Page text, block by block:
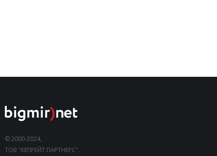
© 2000-2024,
ТОВ "КЕПРЕЙТ ПАРТНЕРС".